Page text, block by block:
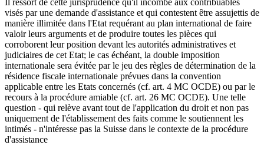
visés par une demande d'assistance et qui contestent être assujettis de
manière illimitée dans l'Etat requérant au plan international de faire
valoir leurs arguments et de produire toutes les pièces qui
corroborent leur position devant les autorités administratives et
judiciaires de cet Etat; le cas échéant, la double imposition
internationale sera évitée par le jeu des règles de détermination de la
résidence fiscale internationale prévues dans la convention
applicable entre les Etats concernés (cf. art. 4 MC OCDE) ou par le
recours à la procédure amiable (cf. art. 26 MC OCDE). Une telle
question - qui relève avant tout de l'application du droit et non pas
uniquement de l'établissement des faits comme le soutiennent les
intimés - n'intéresse pas la Suisse dans le contexte de la procédure
d'assistance